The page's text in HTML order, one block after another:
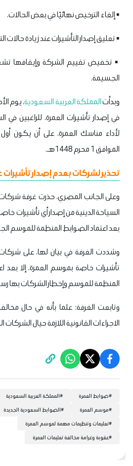
▪️ إلغاء الترخيص نهائيًا في بعض الحالات.
▪️ تعليق إصدار التأشيرات عند زيادة حالات
▪️ تخفيض تقييم الشركة وإيقافها
الجسيمة.
وبدأتالمملكة العربية السعودية
في إصدار تأشيرات العمرة، للراغبين في
لأداء مناسك العمرة، على أن يكون
الموافق 1 محرم 1448هـ.
تحذير لشركات بعدم إصدار تأشيرات
وعلى الجانب المصري، حذرت غرفة
بعد اعتماد الضوابط المنظمة للموسم
وشددت الغرفة في بيان لها، على
تأشيرات خاصة بموسم العمرة، إلا بعد
المنظمة للموسم وإخطار الشركات بها
وتابعت الغرفة: علما بأنه في حال
الاجراءات القانونية اللازمة حيال
#ضوابط العمرة #المملكة العربية السعودية
#موسم العمرة #الضوابط السعودية الجديدة
#تعليمات وتنظيمات مهمة لموسم العمرة
#عقوبة وغرامة مخالفة تعليمات العمرة